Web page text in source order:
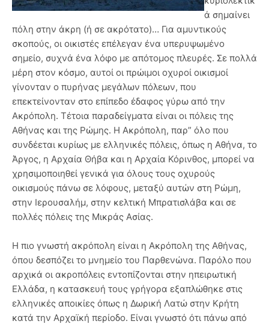
ά σημαίνει
πόλη στην άκρη (ή σε ακρότατο)… Για αμυντικούς
σκοπούς, οι οικιστές επέλεγαν ένα υπερυψωμένο
σημείο, συχνά ένα λόφο με απότομος πλευρές. Σε πολλά
μέρη στον κόσμο, αυτοί οι πρώιμοι οχυροί οικισμοί
γίνονταν ο πυρήνας μεγάλων πόλεων, που
επεκτείνονταν στο επίπεδο έδαφος γύρω από την
Ακρόπολη. Τέτοια παραδείγματα είναι οι πόλεις της
Αθήνας και της Ρώμης. Η Ακρόπολη, παρ” όλο που
συνδέεται κυρίως με ελληνικές πόλεις, όπως η Αθήνα, το
Άργος, η Αρχαία Θήβα και η Αρχαία Κόρινθος, μπορεί να
χρησιμοποιηθεί γενικά για όλους τους οχυρούς
οικισμούς πάνω σε λόφους, μεταξύ αυτών στη Ρώμη,
στην Ιερουσαλήμ, στην κελτική Μπρατισλάβα και σε
πολλές πόλεις της Μικράς Ασίας.
Η πιο γνωστή ακρόπολη είναι η Ακρόπολη της Αθήνας,
όπου δεσπόζει το μνημείο του Παρθενώνα. Παρόλο που
αρχικά οι ακροπόλεις εντοπίζονται στην ηπειρωτική
Ελλάδα, η κατασκευή τους γρήγορα εξαπλώθηκε στις
ελληνικές αποικίες όπως η Δωρική Λατώ στην Κρήτη
κατά την Αρχαϊκή περίοδο. Είναι γνωστό ότι πάνω από